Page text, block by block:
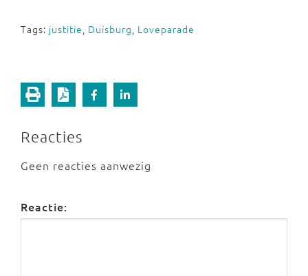
Tags: justitie, Duisburg, Loveparade
Reacties
Geen reacties aanwezig
Reactie: